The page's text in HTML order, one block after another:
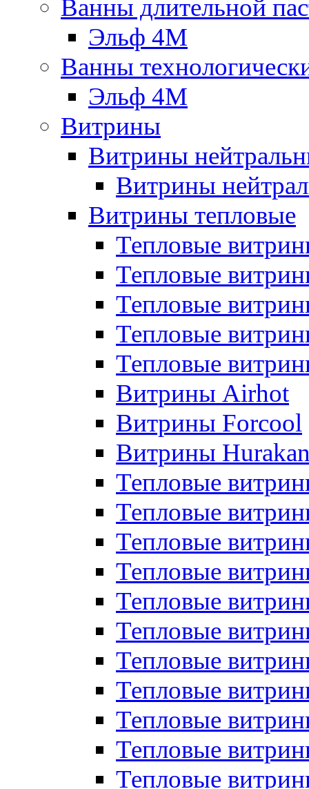
Ванны длительной
Эльф 4М
Ванны
Эльф 4М
Витрины
Витрины
Витрины
Витрины тепловые
Тепловые
Тепловые
Тепловые
Тепловые
Тепловые
Витрины Airhot
Витрины Forcool
Витрины
Тепловые
Тепловые
Тепловые
Тепловые
Тепловые
Тепловые
Тепловые
Тепловые
Тепловые
Тепловые
Тепловые